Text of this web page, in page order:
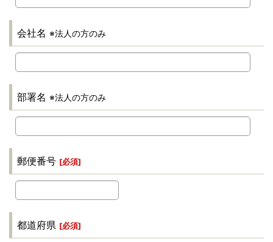
会社名 ※法人の方のみ
部署名 ※法人の方のみ
郵便番号 [必須]
都道府県 [必須]